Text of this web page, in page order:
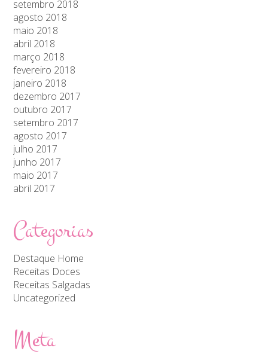
setembro 2018
agosto 2018
maio 2018
abril 2018
março 2018
fevereiro 2018
janeiro 2018
dezembro 2017
outubro 2017
setembro 2017
agosto 2017
julho 2017
junho 2017
maio 2017
abril 2017
Categorias
Destaque Home
Receitas Doces
Receitas Salgadas
Uncategorized
Meta